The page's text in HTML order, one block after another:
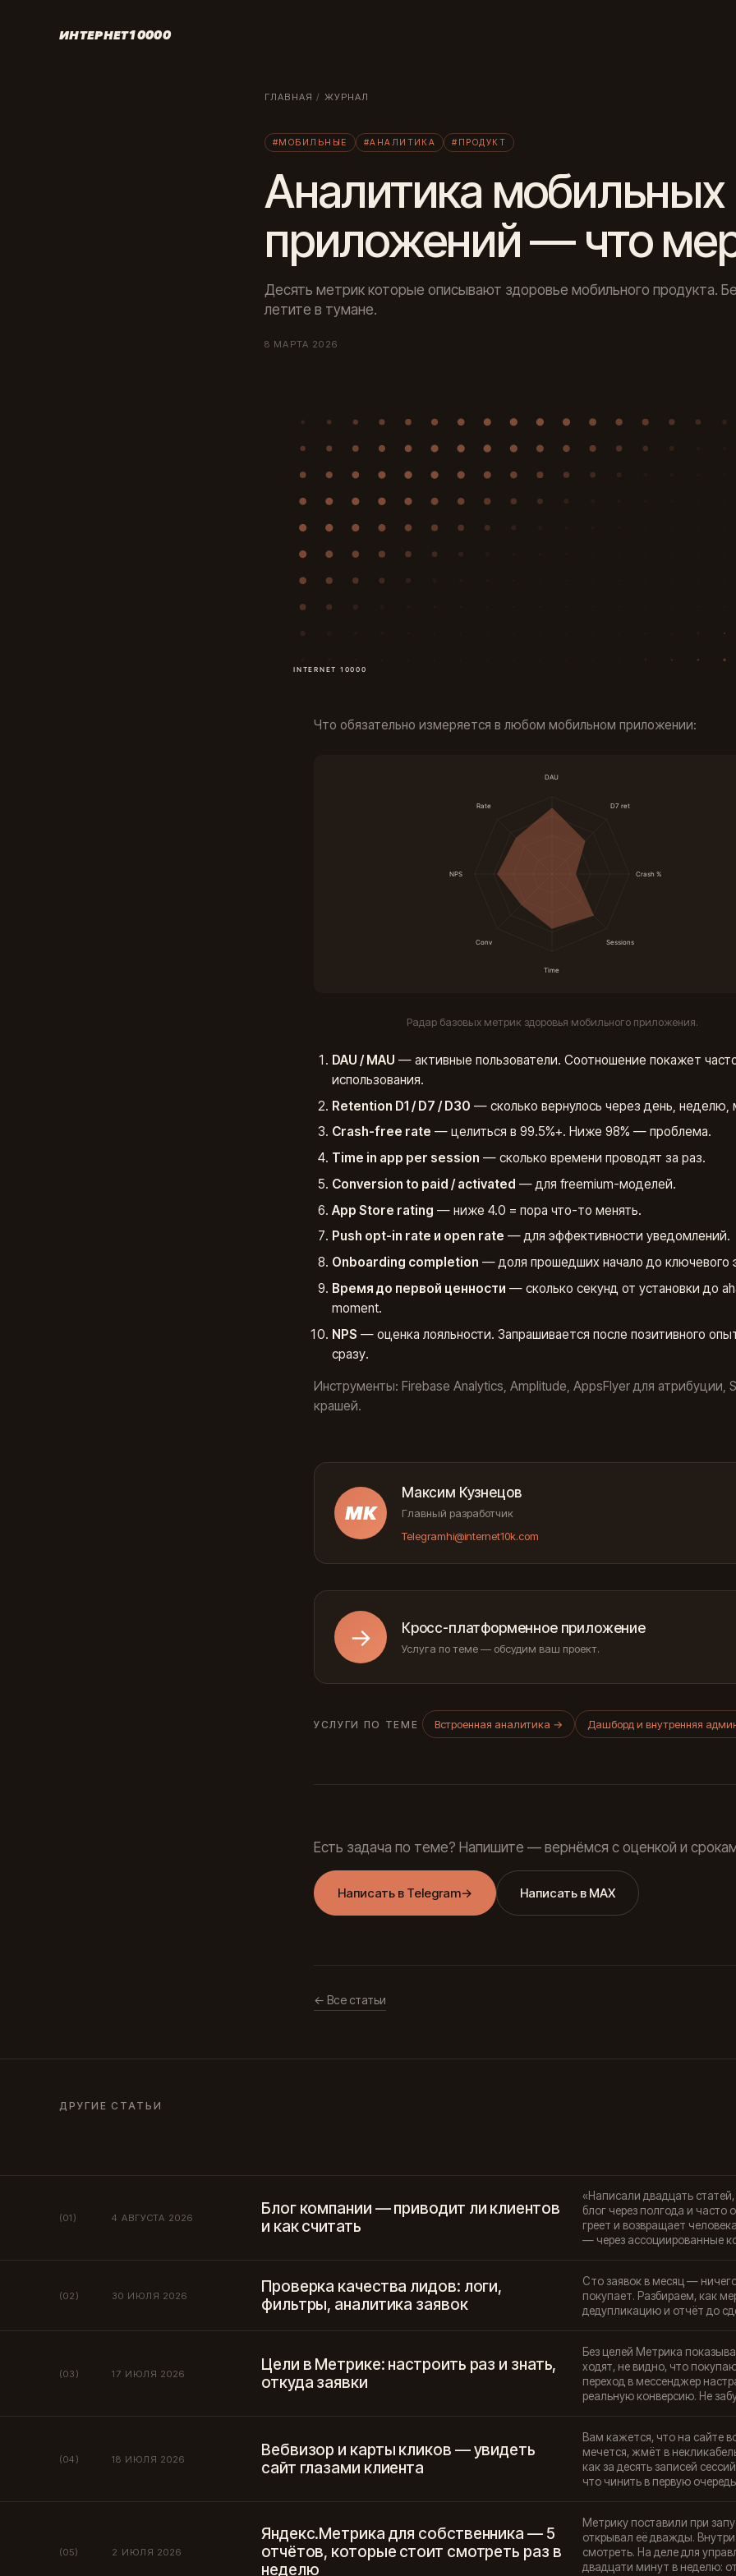
ИНТЕРНЕТ10000
ГЛАВНАЯ / ЖУРНАЛ
#МОБИЛЬНЫЕ #АНАЛИТИКА #ПРОДУКТ
Аналитика мобильных
приложений — что
Десять метрик которые описывают здоровье мобильного продукта.
летите в тумане.
8 МАРТА 2026
Что обязательно измеряется в любом мобильном приложении:
Радар базовых метрик здоровья мобильного приложения.
DAU / MAU — активные пользователи. Соотношение покажет
использования.
Retention D1 / D7 / D30 — сколько вернулось через день, неделю,
Crash-free rate — целиться в 99.5%+. Ниже 98% — проблема.
Time in app per session — сколько времени проводят за раз.
Conversion to paid / activated — для freemium-моделей.
App Store rating — ниже 4.0 = пора что-то менять.
Push opt-in rate и open rate — для эффективности уведомлений.
Onboarding completion — доля прошедших начало до ключевого
Время до первой ценности — сколько секунд от установки до
moment.
NPS — оценка лояльности. Запрашивается после позитивного
сразу.
Инструменты: Firebase Analytics, Amplitude, AppsFlyer для атрибуции,
крашей.
МК
Максим Кузнецов
Главный разработчик
Telegramhi@internet10k.com
→ Кросс-платформенное приложение
Услуга по теме — обсудим ваш проект.
УСЛУГИ ПО ТЕМЕ Встроенная аналитика → Дашборд и внутренняя
Есть задача по теме? Напишите — вернёмся с оценкой и
Написать в Telegram→ Написать в MAX
← Все статьи
ДРУГИЕ СТАТЬИ
(01) 4 АВГУСТА 2026
Блог компании — приводит ли клиентов
и как считать
«Написали двадцать
блог через полгода и часто
греет и возвращает
— через ассоциированные
(02) 30 ИЮЛЯ 2026
Проверка качества лидов: логи,
фильтры, аналитика заявок
Сто заявок в месяц —
покупает. Разбираем, как
дедупликацию и отчёт до
(03) 17 ИЮЛЯ 2026
Цели в Метрике: настроить раз и знать,
откуда заявки
Без целей Метрика
ходят, не видно, что
переход в мессенджер
реальную конверсию. Не
(04) 18 ИЮЛЯ 2026
Вебвизор и карты кликов — увидеть
сайт глазами клиента
Вам кажется, что на сайте
мечется, жмёт в
как за десять записей
что чинить в первую
(05) 2 ИЮЛЯ 2026
Яндекс.Метрика для собственника — 5
отчётов, которые стоит смотреть раз в
неделю
Метрику поставили при
открывал её дважды.
смотреть. На деле для
двадцати минут в неделю: